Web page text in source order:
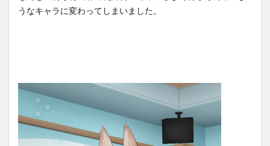
うなキャラに変わってしまいました。